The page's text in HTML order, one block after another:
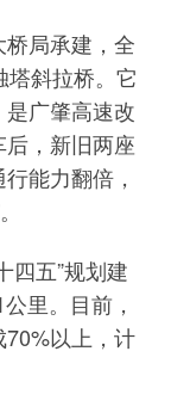
局承建，全
斜拉桥。它
广肇高速改
，新旧两座
能力翻倍，
五”规划建
里。目前，
以上，计